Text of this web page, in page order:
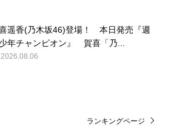
遥香(乃木坂46)登場！ 本日発売『週
年チャンピオン』 賀喜「乃...
2026.08.06
ランキングページ